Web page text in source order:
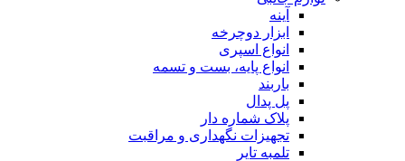
آینه
ابزار دوچرخه
انواع اسپری
انواع پایه، بست و تسمه
باربند
پل پدال
پلاک شماره دار
تجهیزات نگهداری و مراقبت
تلمبه تایر